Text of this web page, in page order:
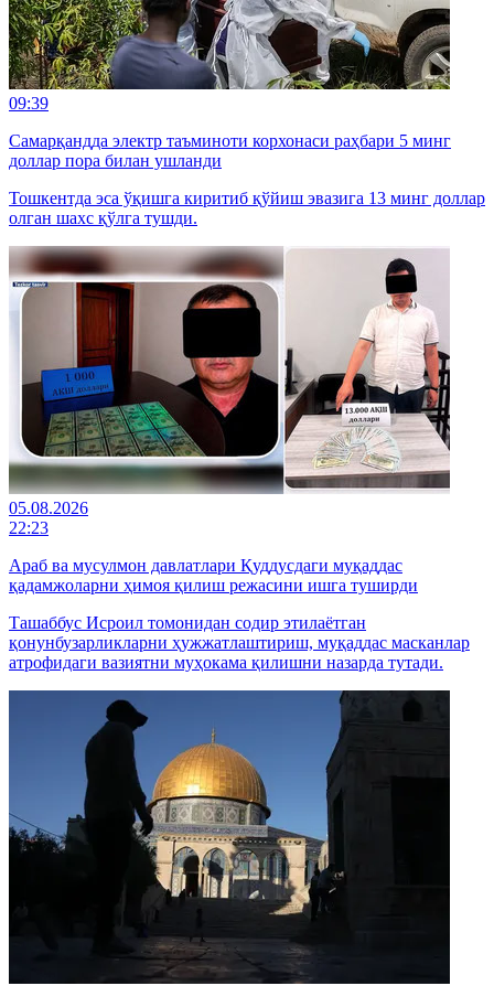
09:39
Самарқандда электр таъминоти корхонаси раҳбари 5 минг
доллар пора билан ушланди
Тошкентда эса ўқишга киритиб қўйиш эвазига 13 минг доллар
олган шахс қўлга тушди.
05.08.2026
22:23
Араб ва мусулмон давлатлари Қуддусдаги муқаддас
қадамжоларни ҳимоя қилиш режасини ишга туширди
Ташаббус Исроил томонидан содир этилаётган
қонунбузарликларни ҳужжатлаштириш, муқаддас масканлар
атрофидаги вазиятни муҳокама қилишни назарда тутади.